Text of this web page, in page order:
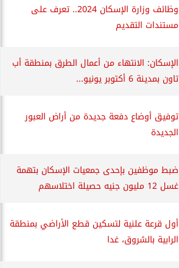
وظائف وزارة الإسكان 2024.. تعرف على
مستندات التقديم
الإسكان: الانتهاء من أعمال الطرق بمنطقة أب
تاون بمدينة 6 أكتوبر يونيو...
توفيق أوضاع دفعة جديدة من أراض العبور
الجديدة
ضبط موظفين بإحدى جمعيات الإسكان بتهمة
غسل 12 مليون جنيه حصيلة اختلاسهم
أول قرعة علنية لتسكين قطع الأراضي بمنطقة
الرابية بالشروق، غدا